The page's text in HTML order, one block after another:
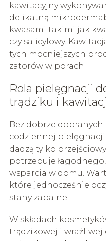
kawitacyjny
delikatną
kwasami takimi jak
czy salicylowy.
tych mocniejszych
zatorów w porach.
Rola pielęgnacji
trądziku i
Bez dobrze
codziennej
dadzą tylko
potrzebuje
wsparcia w domu.
które jednocześnie
stany zapalne.
W składach
trądzikowej i wrażliwej